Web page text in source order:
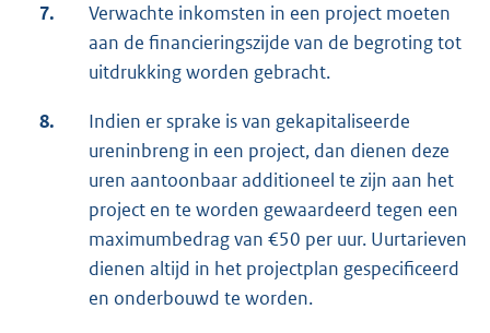
7.
Verwachte inkomsten in een project moeten
aan de financieringszijde van de begroting tot
uitdrukking worden gebracht.
8.
Indien er sprake is van gekapitaliseerde
ureninbreng in een project, dan dienen deze
uren aantoonbaar additioneel te zijn aan het
project en te worden gewaardeerd tegen een
maximumbedrag van €50 per uur. Uurtarieven
dienen altijd in het projectplan gespecificeerd
en onderbouwd te worden.